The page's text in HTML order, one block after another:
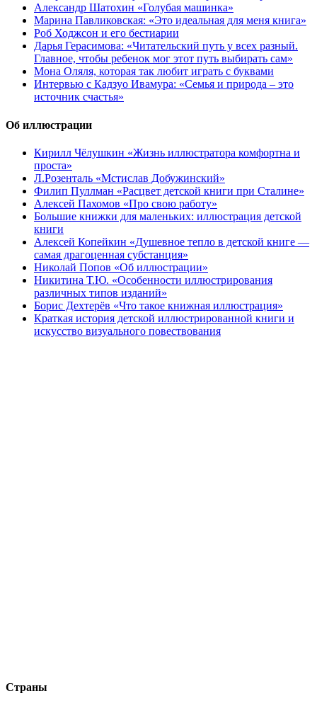
Александр Шатохин «Голубая машинка»
Марина Павликовская: «Это идеальная для меня книга»
Роб Ходжсон и его бестиарии
Дарья Герасимова: «Читательский путь у всех разный.
Главное, чтобы ребенок мог этот путь выбирать сам»
Мона Оляля, которая так любит играть с буквами
Интервью с Кадзуо Ивамура: «Семья и природа – это
источник счастья»
Об иллюстрации
Кирилл Чёлушкин «Жизнь иллюстратора комфортна и
проста»
Л.Розенталь «Мстислав Добужинский»
Филип Пуллман «Расцвет детской книги при Сталине»
Алексей Пахомов «Про свою работу»
Большие книжки для маленьких: иллюстрация детской
книги
Алексей Копейкин «Душевное тепло в детской книге —
самая драгоценная субстанция»
Николай Попов «Об иллюстрации»
Никитина Т.Ю. «Особенности иллюстрирования
различных типов изданий»
Борис Дехтерёв «Что такое книжная иллюстрация»
Краткая история детской иллюстрированной книги и
искусство визуального повествования
Страны